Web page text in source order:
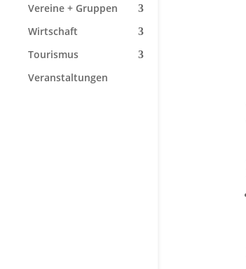
Vereine + Gruppen
Wirtschaft
Tourismus
Veranstaltungen